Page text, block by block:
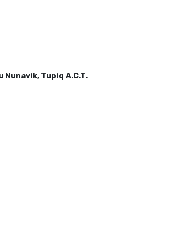
Tupiq A.C.T.